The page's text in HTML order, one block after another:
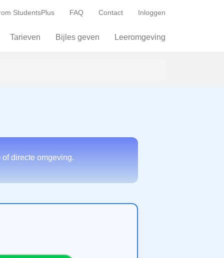
StudentsPlus FAQ Contact Inloggen
Tarieven Bijles geven Leeromgeving
directe omgeving.